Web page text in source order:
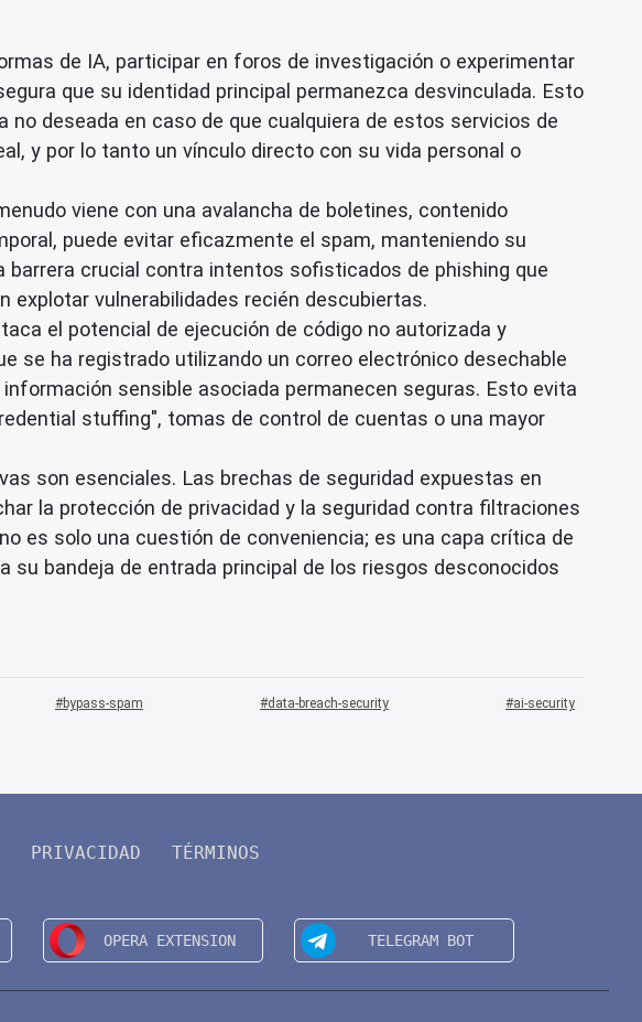
de IA, participar en foros de investigación o experimentar
que su identidad principal permanezca desvinculada. Esto
deseada en caso de que cualquiera de estos servicios de
y por lo tanto un vínculo directo con su vida personal o
viene con una avalancha de boletines, contenido
puede evitar eficazmente el spam, manteniendo su
crucial contra intentos sofisticados de phishing que
vulnerabilidades recién descubiertas.
el potencial de ejecución de código no autorizada y
se ha registrado utilizando un correo electrónico desechable
sensible asociada permanecen seguras. Esto evita
stuffing", tomas de control de cuentas o una mayor
son esenciales. Las brechas de seguridad expuestas en
la protección de privacidad y la seguridad contra filtraciones
no es solo una cuestión de conveniencia; es una capa crítica de
bandeja de entrada principal de los riesgos desconocidos
bypass-spam data-breach-security ai-security
PRIVACIDAD TÉRMINOS